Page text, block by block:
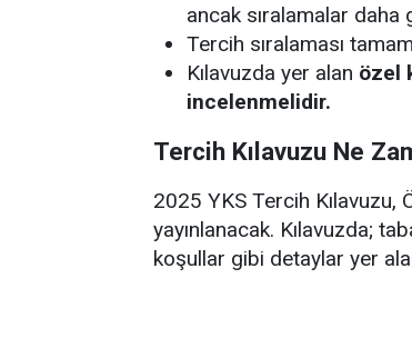
ancak sıralamalar
Tercih sıralaması
Kılavuzda yer alan özel
incelenmelidir.
Tercih Kılavuzu Ne
2025 YKS Tercih
yayınlanacak. Kılavuzda;
koşullar gibi detaylar yer